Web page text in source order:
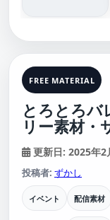
FREE MATERIAL
とろとろバ
リー素材・
更新日: 2025年2
投稿者: ずかし
イベント 配信素材